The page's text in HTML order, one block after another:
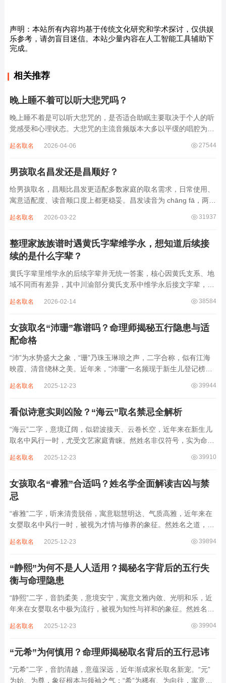
声明：本站所有内容均基于传统文化研究和学术探讨，仅供娱
乐参考，请勿盲目迷信。本站少量内容在人工智能工具辅助下
完成。
相关推荐
晚上睡不着可以听大悲咒吗？
晚上睡不着是可以听大悲咒的，是否适合助眠主要取决于个人的听
觉感受和心理状态。大悲咒的主流音频版本大多以平缓的唱腔为
急促的鼓点，这类音频本身具备静心的基础特质。睡前思绪繁杂、
27544
起名取名 2026-04-06
男孩取名昌发还是昌顺好？
给男孩取名，昌顺比昌发更适配多数家庭的取名需求，日常使用、
寓意适配度、读音顺口度上都更稳妥。昌发读音为 chāng fā，两个
离叫名字时辨识度不高。昌字本义为兴盛、繁茂，发字核心指向发
31937
起名取名 2026-03-22
整理家族族谱时遇黄氏字辈维学永，想知道后续接
续的是什么字辈？
黄氏字辈里维学永的后续字辈并无统一答案，核心因黄氏支系、地
域不同而有差异，其中川渝部分黄氏支系中维学永后接文字辈，完
某支系的续修字辈，在安岳、岳池一带的黄氏族谱里能明确查到，
38584
起名取名 2026-02-14
女孩取名“沛珊”靠谱吗？命理师揭秘五行隐患与适
配命格
“沛”为水势盛大之象，“珊”乃珠玉琳琅之声，二字合称，似有江海
映霞、清音绕林之美。近年来，“沛珊”一名频现于新生儿登记榜
雅符号，实为命理五行流转之枢纽。一字之选，关乎气场平衡。沛
39944
起名取名 2025-12-23
看似诗意实则凶险？“海云”取名禁忌全解析
“海云”二字，意境辽阔，似碧波接天、云卷长空，近年来在新生儿
取名中风行一时，尤受文艺家庭青睐。然姓名非仅符号，实为命局
滔天，木浮无根，阴气过重，易致意志不坚、事业漂泊、健康受
39910
起名取名 2025-12-23
女孩取名“睿雅”合适吗？姓名学全面解读吉凶与禁
忌
“睿雅”二字，听来清贵脱俗，寓意聪慧明达、气质高雅，近年来在
女婴取名中风行一时，被视为才情与修养的象征。然姓名之道，贵
增心力。细察“睿雅”之局，实藏金水成势、火土受制之患，若不顾
39894
起名取名 2025-12-23
“静熙”为何不是人人适用？揭秘名字背后的五行失
衡与命理隐患
“静熙”二字，音韵柔美，意境安宁，寓意文雅内敛、光明和乐，近
年来在女婴取名中极为流行，被视为知性与祥和的象征。然姓名命
象，实藏金水偏寒、火气受制之弊，若不顾八字强弱，盲目套用，
39904
起名取名 2025-12-23
“元希”为何慎用？命理师揭秘取名背后的五行忌讳
“元希”二字，音韵清越，意蕴深远，近年渐成家长取名新宠。“元”
为始、为尊，象征根本与领袖之气；“希”为稀有、为向往，寓意卓